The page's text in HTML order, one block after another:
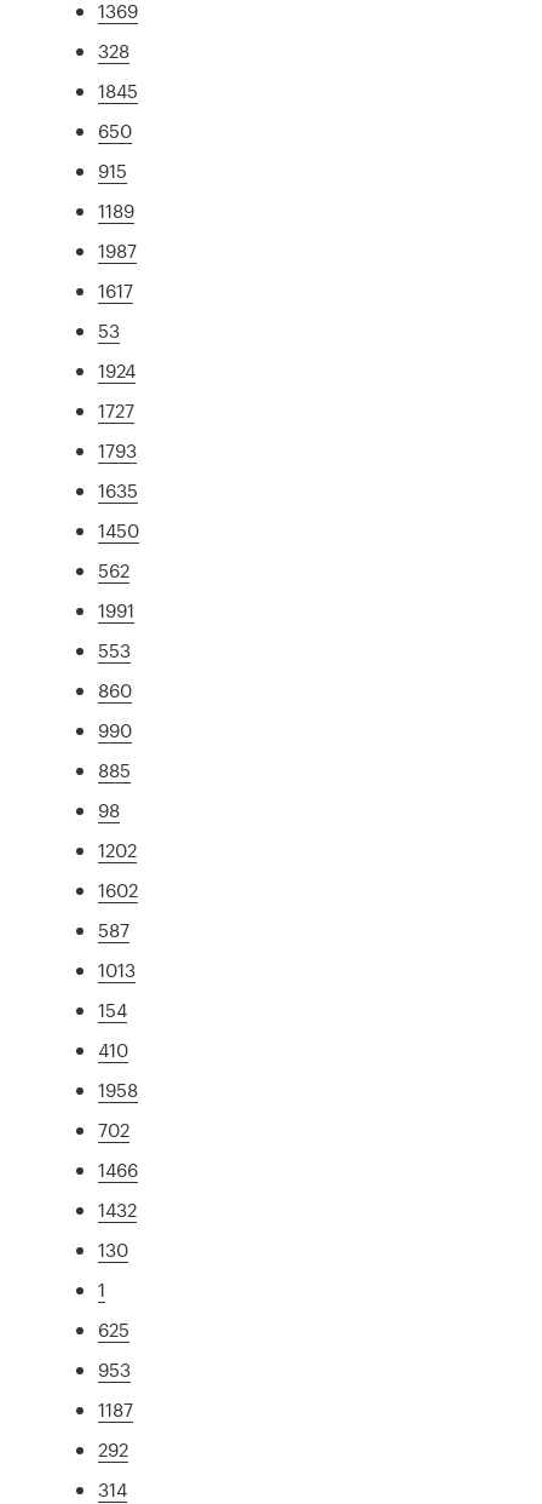
1369
328
1845
650
915
1189
1987
1617
53
1924
1727
1793
1635
1450
562
1991
553
860
990
885
98
1202
1602
587
1013
154
410
1958
702
1466
1432
130
1
625
953
1187
292
314